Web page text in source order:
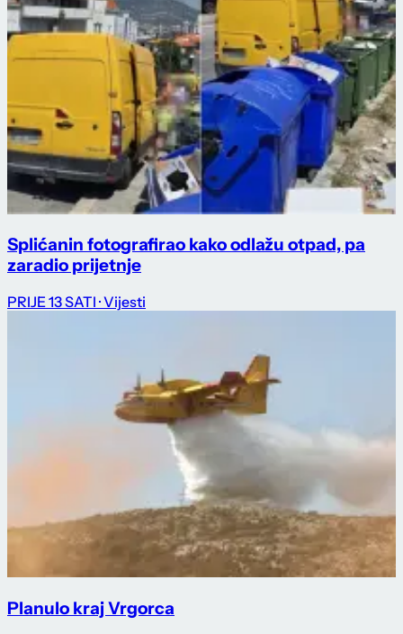
Splićanin fotografirao kako odlažu otpad, pa
zaradio prijetnje
PRIJE 13 SATI · Vijesti
Planulo kraj Vrgorca